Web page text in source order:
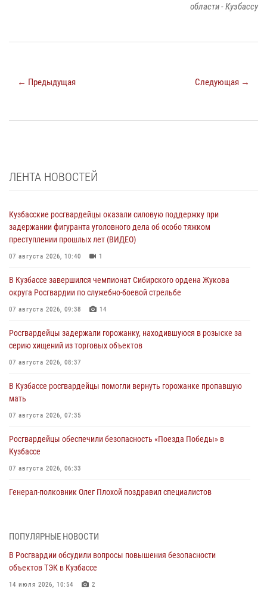
области - Кузбассу
← Предыдущая Следующая →
ЛЕНТА НОВОСТЕЙ
Кузбасские росгвардейцы оказали силовую поддержку при
задержании фигуранта уголовного дела об особо тяжком
преступлении прошлых лет (ВИДЕО)
07 августа 2026, 10:40 1
В Кузбассе завершился чемпионат Сибирского ордена Жукова
округа Росгвардии по служебно-боевой стрельбе
07 августа 2026, 09:38 14
Росгвардейцы задержали горожанку, находившуюся в розыске за
серию хищений из торговых объектов
07 августа 2026, 08:37
В Кузбассе росгвардейцы помогли вернуть горожанке пропавшую
мать
07 августа 2026, 07:35
Росгвардейцы обеспечили безопасность «Поезда Победы» в
Кузбассе
07 августа 2026, 06:33
Генерал-полковник Олег Плохой поздравил специалистов
07 августа 2026, 05:32
С 1 сентября 2026 года вступает в силу новый федеральный закон о
частной охранной деятельности
06 августа 2026, 10:19
ПОПУЛЯРНЫЕ НОВОСТИ
В Росгвардии обсудили вопросы повышения безопасности
объектов ТЭК в Кузбассе
14 июля 2026, 10:54 2